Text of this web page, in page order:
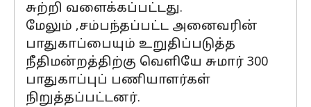
சுற்றி வளைக்கப்பட்டது.
மேலும் ,சம்பந்தப்பட்ட அனைவரின்
பாதுகாப்பையும் உறுதிப்படுத்த
நீதிமன்றத்திற்கு வெளியே சுமார் 300
பாதுகாப்புப் பணியாளர்கள்
நிறுத்தப்பட்டனர்.